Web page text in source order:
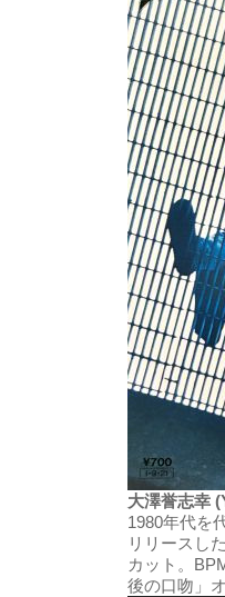
大澤誉志幸
1980年代を
リリースし
カット。
後の口吻」